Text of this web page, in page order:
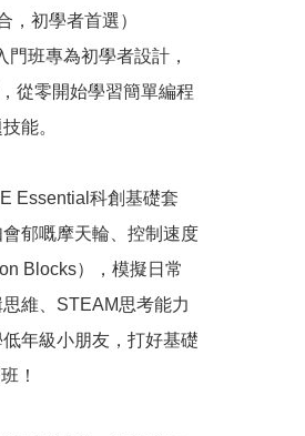
，初學者首選）
班專為初學者設計，
從零開始學習簡單編程
能。
Essential科創基礎套
郁嘅摩天輪、控制速度
Blocks），模擬日常
維、STEAM思考能力
年級小朋友，打好基礎
！